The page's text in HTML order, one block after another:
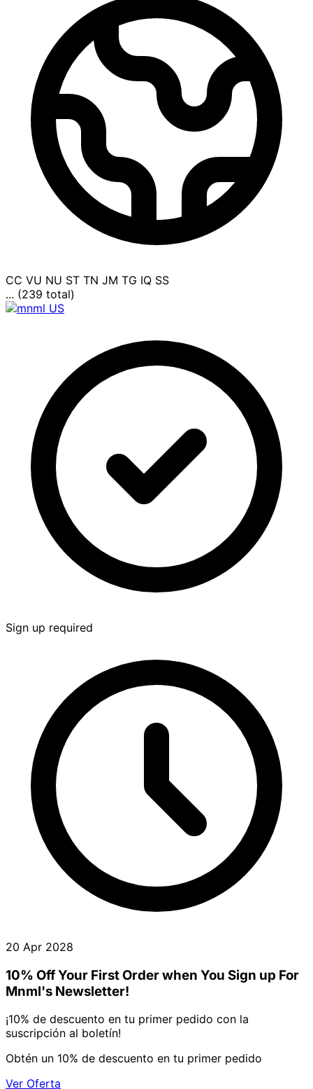
CC VU NU ST TN JM TG IQ SS
... (239 total)
Sign up required
20 Apr 2028
10% Off Your First Order when You Sign up For
Mnml's Newsletter!
¡10% de descuento en tu primer pedido con la
suscripción al boletín!
Obtén un 10% de descuento en tu primer pedido
Ver Oferta